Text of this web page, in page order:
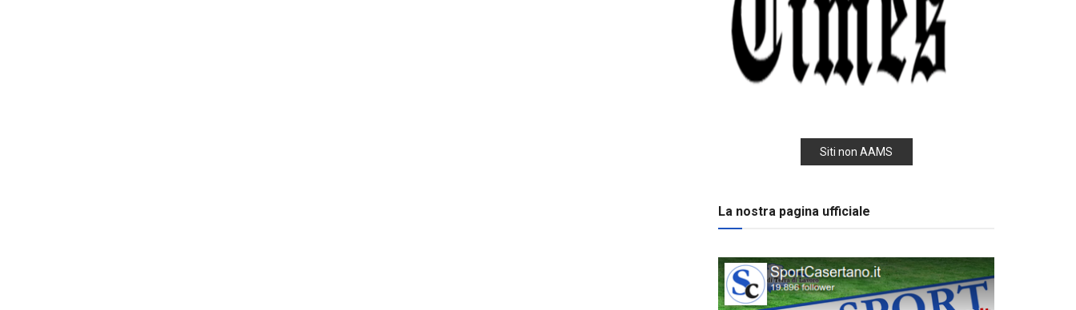
Siti non AAMS
La nostra pagina ufficiale